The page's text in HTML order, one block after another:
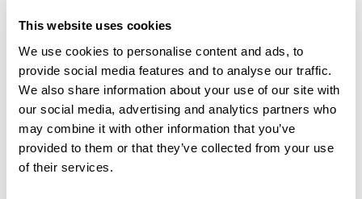
This website uses cookies
We use cookies to personalise content and ads, to
provide social media features and to analyse our traffic.
We also share information about your use of our site with
our social media, advertising and analytics partners who
may combine it with other information that you’ve
provided to them or that they’ve collected from your use
of their services.
Este recorrido aún no contiene opiniones. ¿Ya lo has
completado? ¡Deja la primera opinión!
Añadir una opinión